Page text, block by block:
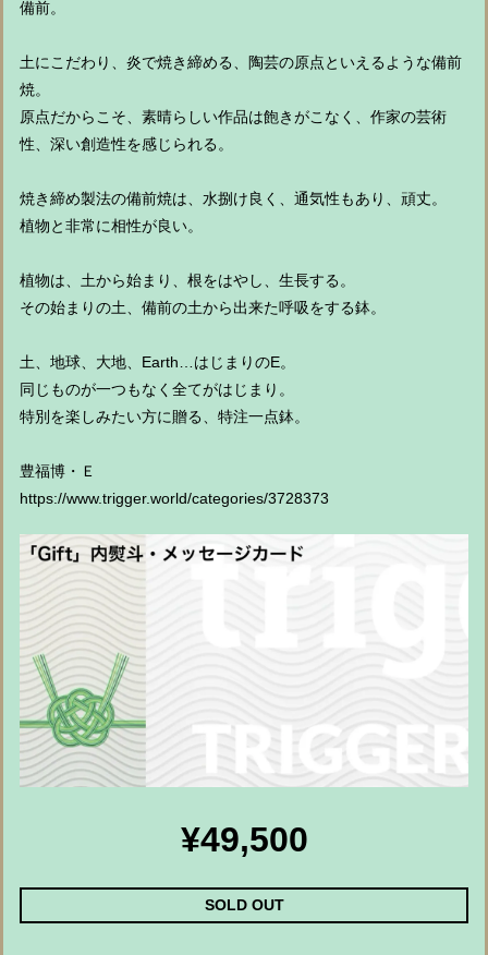
備前。
土にこだわり、炎で焼き締める、陶芸の原点といえるような備前
焼。
原点だからこそ、素晴らしい作品は飽きがこなく、作家の芸術
性、深い創造性を感じられる。
焼き締め製法の備前焼は、水捌け良く、通気性もあり、頑丈。
植物と非常に相性が良い。
植物は、土から始まり、根をはやし、生長する。
その始まりの土、備前の土から出来た呼吸をする鉢。
土、地球、大地、Earth…はじまりのE。
同じものが一つもなく全てがはじまり。
特別を楽しみたい方に贈る、特注一点鉢。
豊福博・Ｅ
https://www.trigger.world/categories/3728373
¥49,500
SOLD OUT